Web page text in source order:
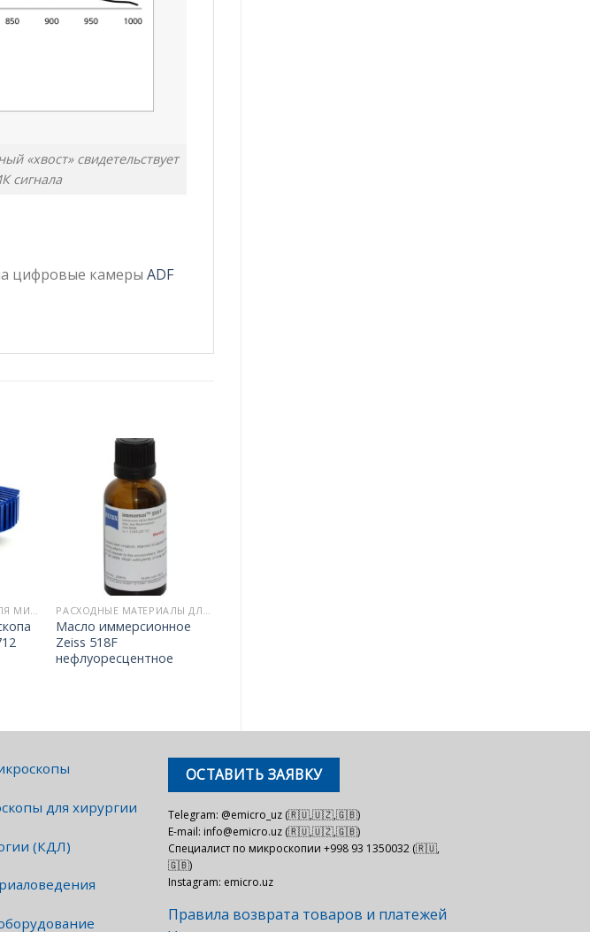
«хвост» свидетельствует
сигнала
цифровые камеры ADF
ЦИФРОВЫЕ КАМЕРЫ ДЛЯ МИКРОСКОПОВ РАСХОДНЫЕ МАТЕРИАЛЫ ДЛЯ МИКРОСКОПИИ
Масло иммерсионное
Zeiss 518F
нефлуоресцентное
для хирургии
(КДЛ)
ОСТАВИТЬ ЗАЯВКУ
Telegram: @emicro_uz (🇷🇺,🇺🇿,🇬🇧)
E-mail: info@emicro.uz (🇷🇺,🇺🇿,🇬🇧)
Специалист по микроскопии +998 93 1350032 (🇷🇺,
🇬🇧)
Instagram: emicro.uz
Правила возврата товаров и платежей